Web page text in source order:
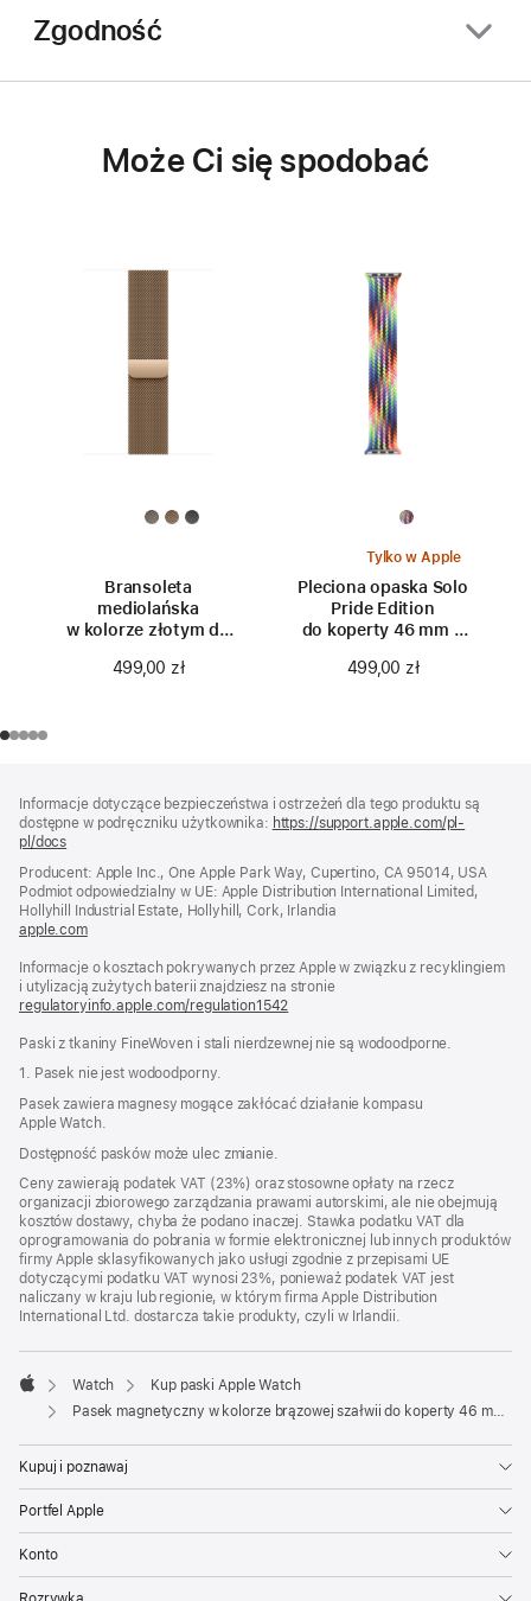
Zgodność
Może Ci się spodobać
Bransoleta
mediolańska
w kolorze złotym do
rozmiar M/L
499,00 zł
Tylko w Apple
Pleciona opaska Solo
Pride Edition
do koperty 46 mm –
499,00 zł
Informacje dotyczące bezpieczeństwa i ostrzeżeń dla tego produktu są
dostępne w podręczniku użytkownika: https://support.apple.com/pl-
pl/docs
w nowym
oknie)
Producent: Apple Inc., One Apple Park Way, Cupertino, CA 95014, USA
Podmiot odpowiedzialny w UE: Apple Distribution International Limited,
Hollyhill Industrial Estate, Hollyhill, Cork, Irlandia
apple.com(otwiera
w nowym
oknie)
Informacje o kosztach pokrywanych przez Apple w związku z recyklingiem
i utylizacją zużytych baterii znajdziesz na stronie
regulatoryinfo.apple.com/regulation1542
w nowym
Paski z tkaniny FineWoven i stali nierdzewnej nie są wodoodporne.
1. Pasek nie jest wodoodporny.
Pasek zawiera magnesy mogące zakłócać działanie kompasu
Apple Watch.
Dostępność pasków może ulec zmianie.
Ceny zawierają podatek VAT (23%) oraz stosowne opłaty na rzecz
organizacji zbiorowego zarządzania prawami autorskimi, ale nie obejmują
kosztów dostawy, chyba że podano inaczej. Stawka podatku VAT dla
oprogramowania do pobrania w formie elektronicznej lub innych produktów
firmy Apple sklasyfikowanych jako usługi zgodnie z przepisami UE
dotyczącymi podatku VAT wynosi 23%, ponieważ podatek VAT jest
naliczany w kraju lub regionie, w którym firma Apple Distribution
International Ltd. dostarcza takie produkty, czyli w Irlandii.
Apple
Watch
Kup paski Apple Watch
Pasek magnetyczny w kolorze brązowej szałwii do koperty 46 mm - rozmiar M/L
Kupuj i poznawaj
Portfel Apple
Konto